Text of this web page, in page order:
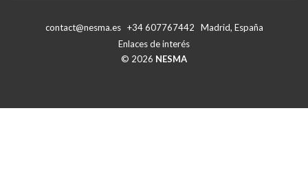
contact@nesma.es +34 607767442 Madrid, España
Enlaces de interés
© 2026 NESMA